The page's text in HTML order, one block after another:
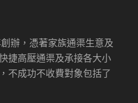
辦，憑著家族通渠生意及
捷高壓通渠及承接各大小
不成功不收費對象包括了